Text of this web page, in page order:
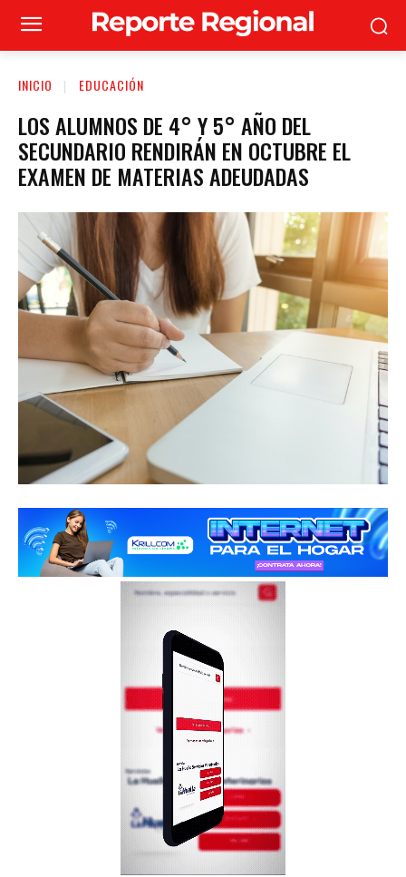
INICIO EDUCACIÓN
LOS ALUMNOS DE 4° Y 5° AÑO DEL
SECUNDARIO RENDIRÁN EN OCTUBRE EL
EXAMEN DE MATERIAS ADEUDADAS